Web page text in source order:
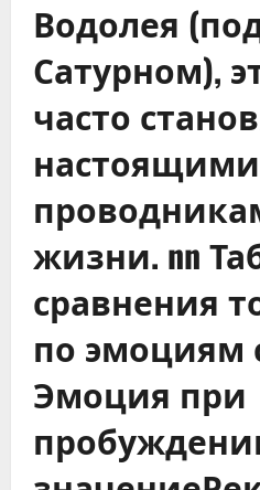
Водолея
Сатурном),
часто
настоящими
жизни. nn
сравнения
по эмоциям
Эмоция при